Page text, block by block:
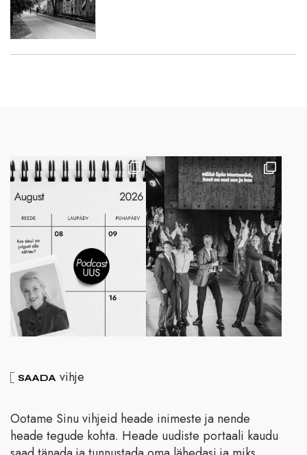
SAADA vihje
Ootame Sinu vihjeid heade inimeste ja nende
heade tegude kohta. Heade uudiste portaali kaudu